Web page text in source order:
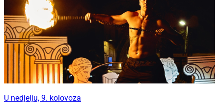
U nedjelju, 9. kolovoza